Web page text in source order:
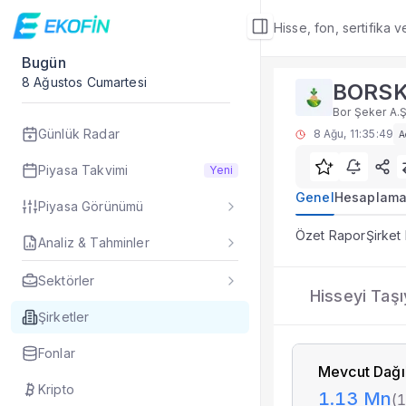
Hisse, fon, sertifika
Bugün
8 Ağustos Cumartesi
Günlük Radar
Piyasa Takvimi Yeni
Piyasa Görünümü
Analiz & Tahminler
Sektörler
Şirketler
Fonlar
Kripto
Hisseyi Taşıyan
BORSK hissesini
Sık Sorulan
BORSK hisseyi
BORSK hissesi
Hisseyi Taşıyan
Şirket Detay— İlgili
Şirket Rapor
Aracı Kurum
Özet Bilanço
Bor Şeker
8 Ağu, 11:35:49
Genel
Özet RaporŞirket
BORSK
Hisseyi
Mevcut
1.13 Mn(